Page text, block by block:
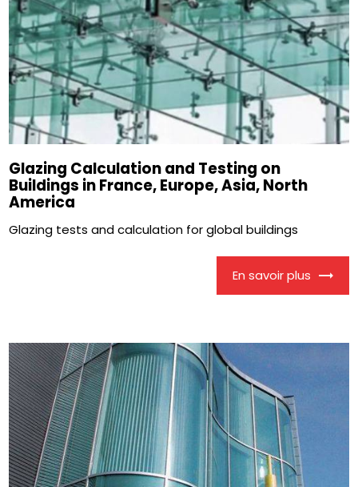
Glazing Calculation and Testing on
Buildings in France, Europe, Asia, North
America
Glazing tests and calculation for global buildings
En savoir plus